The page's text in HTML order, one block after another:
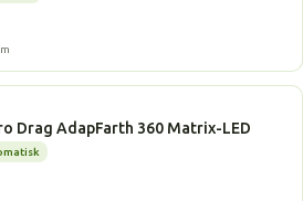
Drag AdapFarth 360 Matrix-LED